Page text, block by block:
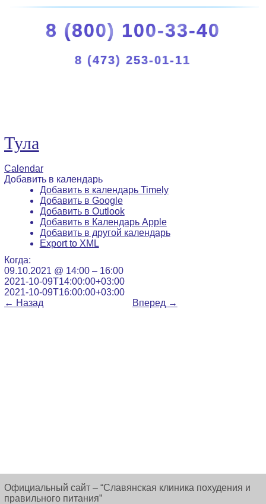
8 (800) 100-33-40
8 (473) 253-01-11
Тула
Calendar
Добавить в календарь
Добавить в календарь Timely
Добавить в Google
Добавить в Outlook
Добавить в Календарь Apple
Добавить в другой календарь
Export to XML
Когда:
09.10.2021 @ 14:00 – 16:00
2021-10-09T14:00:00+03:00
2021-10-09T16:00:00+03:00
← Назад Вперед →
Официальный сайт – “Славянская клиника похудения и
правильного питания”